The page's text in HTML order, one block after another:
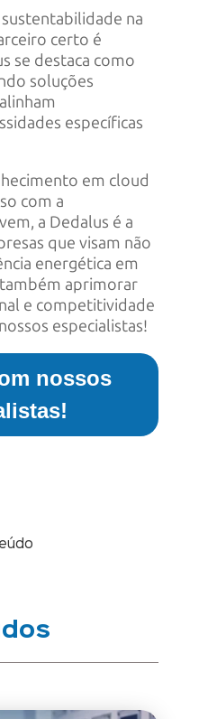
na
certo é
se destaca como
soluções
específicas
em cloud
com a
a Dedalus é a
que visam não
energética em
aprimorar
e competitividade
especialistas!
nossos